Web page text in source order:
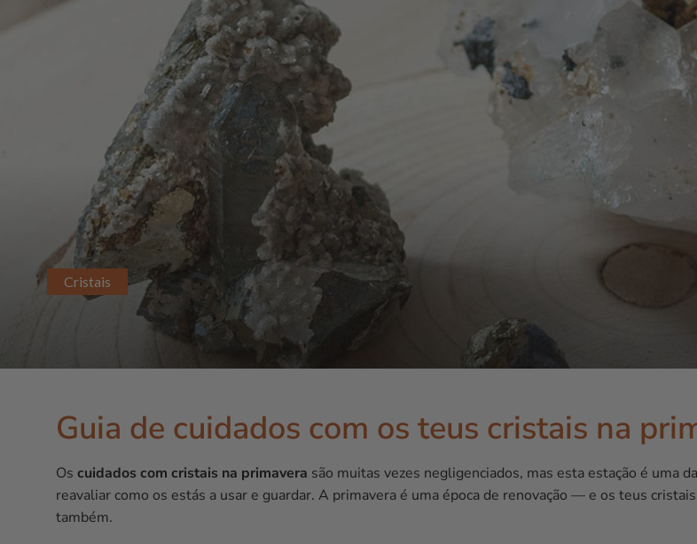
Cristais
Guia de cuidados com os teus cristais na
Os cuidados com cristais na primavera são muitas vezes negligenciados, mas esta estação é uma
reavaliar como os estás a usar e guardar. A primavera é uma época de renovação — e os teus
também.